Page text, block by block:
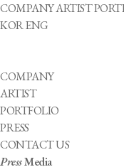
COMPANYARTIST
KORENG
COMPANY
ARTIST
PORTFOLIO
PRESS
CONTACT US
PressMedia